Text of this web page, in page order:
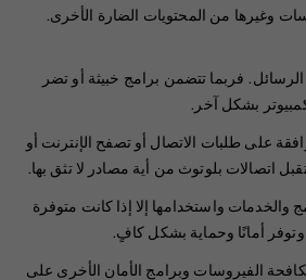
وغيرها من المحتويات الضارة الأخرى.
‏‫فربما تتضمن برامج خبيثة أو تضر
بشكل آخر.‬
على طلبات الاتصال أو تصفح الإنترنت أو
اتصالات بلوتوث من أية مصادر لا تثق بها.
والخدمات واستخدامها إلا إذا كانت متوفرة
أمانًا وحماية بشكل كافٍ.‬
الفيروسات وبرامج الأمان الأخرى على